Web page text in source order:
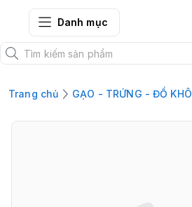
Danh mục
Trang chủ GẠO - TRỨNG - ĐỒ KHÔ